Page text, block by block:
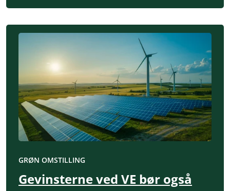
GRØN OMSTILLING
Gevinsterne ved VE bør også